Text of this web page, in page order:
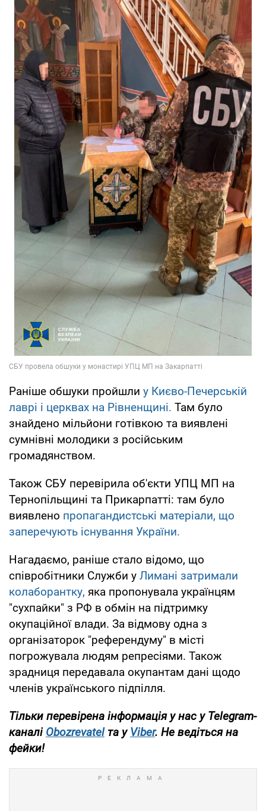
Раніше обшуки пройшли у Києво-Печерській
лаврі і церквах на Рівненщині. Там було
знайдено мільйони готівкою та виявлені
сумнівні молодики з російським
громадянством.
Також СБУ перевірила об'єкти УПЦ МП на
Тернопільщині та Прикарпатті: там було
виявлено пропагандистські матеріали, що
заперечують існування України.
Нагадаємо, раніше стало відомо, що
співробітники Служби у Лимані затримали
колаборантку, яка пропонувала українцям
"сухпайки" з РФ в обмін на підтримку
окупаційної влади. За відмову одна з
організаторок "референдуму" в місті
погрожувала людям репресіями. Також
зрадниця передавала окупантам дані щодо
членів українського підпілля.
Тільки перевірена інформація у нас у Telegram-
каналі Obozrevatelта уViber. Не ведіться на
фейки!